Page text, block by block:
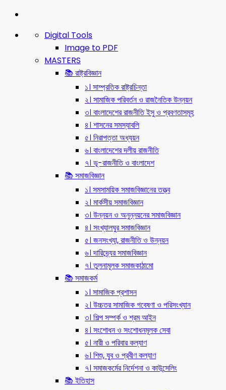
Digital Tools
Image to PDF
MASTERS
📚 রাষ্ট্রবিজ্ঞান
১। সাম্প্রতিক রাষ্ট্রচিন্তা
২। সামাজিক পরিবর্তন ও রাজনৈতিক উন্নয়ন
৩। বাংলাদেশের রাজনীতি ইসু ও প্রবণতাসমূহ
৪। শাসনের সমস্যাবলি
৫। নিরাপত্তা অধ্যয়ন
৬। বাংলাদেশের দলীয় রাজনীতি
৭। ভূ-রাজনীতি ও বাংলাদেশ
📚 সমাজবিজ্ঞান
১। সমসাময়িক সমাজবিজ্ঞানের তত্ত্ব
২। মার্কসীয় সমাজবিজ্ঞান
৩। উন্নয়ন ও অনুন্নয়নের সমাজবিজ্ঞান
৪। সংখ্যালঘুর সমাজবিজ্ঞান
৫। জনসংখ্যা, রাজনীতি ও উন্নয়ন
৬। দারিদ্র্যের সমাজবিজ্ঞান
৭। তুলনামূলক সমাজকাঠামো
📚 সমাজকর্ম
১। সামাজিক প্রশাসন
২। উচ্চতর সামাজিক গবেষণা ও পরিসংখ্যান
৩। শিল্প সম্পর্ক ও শ্রম আইন
৪। সংশোধন ও সংশোধনমূলক সেবা
৫। নারী ও পরিবার কল্যাণ
৬। শিশু, যুব ও প্রবীণ কল্যাণ
৭। সমাজকর্মের নির্দেশনা ও কাউন্সেলিং
📚 ইতিহাস